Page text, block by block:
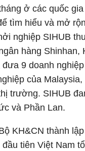
ở các quốc
tìm hiểu và mở
nghiệp SIHUB
hàng Shinhan,
9 doanh
của
trường. SIHUB
và Phần Lan.
KH&CN thành
tiên Việt Nam